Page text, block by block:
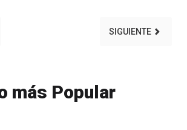
SIGUIENTE
más Popular